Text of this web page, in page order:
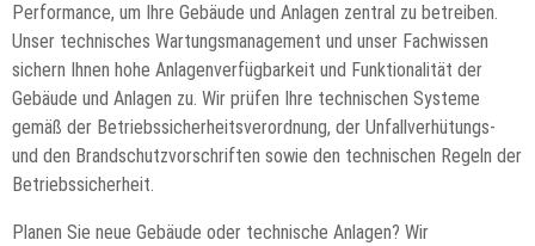
Performance, um Ihre Gebäude und Anlagen zentral zu betreiben.
Unser technisches Wartungsmanagement und unser Fachwissen
sichern Ihnen hohe Anlagenverfügbarkeit und Funktionalität der
Gebäude und Anlagen zu. Wir prüfen Ihre technischen Systeme
gemäß der Betriebssicherheitsverordnung, der Unfallverhütungs-
und den Brandschutzvorschriften sowie den technischen Regeln der
Betriebssicherheit.
Planen Sie neue Gebäude oder technische Anlagen? Wir